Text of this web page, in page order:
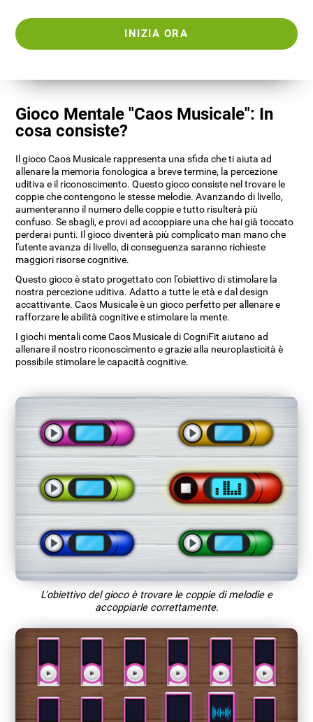
INIZIA ORA
Gioco Mentale "Caos Musicale": In
cosa consiste?
Il gioco Caos Musicale rappresenta una sfida che ti aiuta ad
allenare la memoria fonologica a breve termine, la percezione
uditiva e il riconoscimento. Questo gioco consiste nel trovare le
coppie che contengono le stesse melodie. Avanzando di livello,
aumenteranno il numero delle coppie e tutto risulterà più
confuso. Se sbagli, e provi ad accoppiare una che hai già toccato
perderai punti. Il gioco diventerà più complicato man mano che
l'utente avanza di livello, di conseguenza saranno richieste
maggiori risorse cognitive.
Questo gioco è stato progettato con l'obiettivo di stimolare la
nostra percezione uditiva. Adatto a tutte le età e dal design
accattivante. Caos Musicale è un gioco perfetto per allenare e
rafforzare le abilità cognitive e stimolare la mente.
I giochi mentali come Caos Musicale di CogniFit aiutano ad
allenare il nostro riconoscimento e grazie alla neuroplasticità è
possibile stimolare le capacità cognitive.
L'obiettivo del gioco è trovare le coppie di melodie e
accoppiarle correttamente.